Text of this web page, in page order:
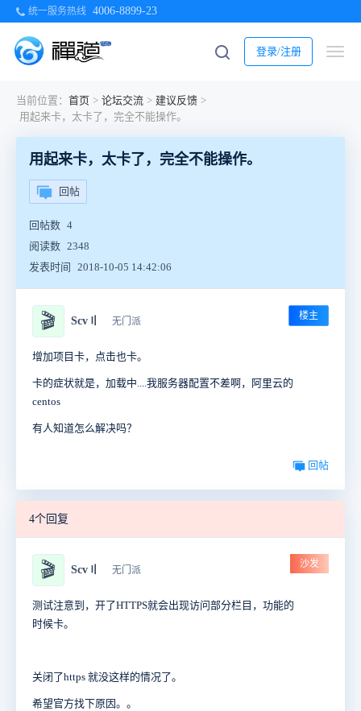
统一服务热线 4006-8899-23
登录/注册
当前位置： 首页 > 论坛交流 > 建议反馈 >
用起来卡，太卡了，完全不能操作。
用起来卡，太卡了，完全不能操作。
回帖
回帖数 4
阅读数 2348
发表时间
2018-10-05 14:42:06
🎬 Scv〢 无门派 楼主
增加项目卡，点击也卡。
卡的症状就是，加载中....我服务器配置不差啊，阿里云的
centos
有人知道怎么解决吗？
回帖
4个回复
🎬 Scv〢 无门派
沙发
测试注意到，开了HTTPS就会出现访问部分栏目，功能的
时候卡。
关闭了https 就没这样的情况了。
希望官方找下原因。。